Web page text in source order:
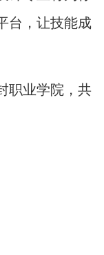
台，让技能成
职业学院，共